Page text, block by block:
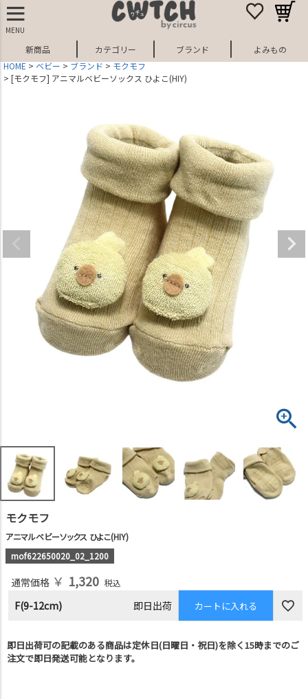
MENU
新商品 カテゴリー ブランド
よみもの
HOME
ベビー ブランド
モクモフ
[モクモフ] アニマルベビーソックス ひよこ(HIY)
モクモフ
アニマルベビーソックス ひよこ(HIY)
mof622650020_02_1200
通常価格 ￥ 1,320 税込
F(9-12cm) 即日出荷 カートに入れる
即日出荷可の記載のある商品は定休日(日曜日・祝日)を除く15時までのご
注文で即日発送可能となります。